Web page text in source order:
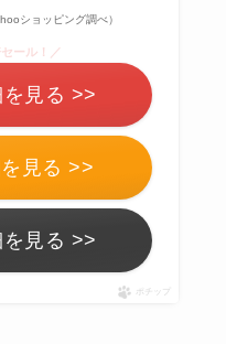
ショッピング調べ）
見る >>
ール！／
見る >>
を見る >>
ポチップ